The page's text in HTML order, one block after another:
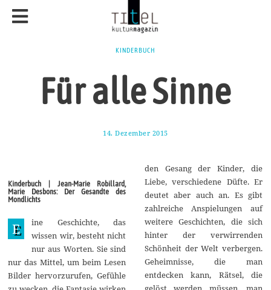
KINDERBUCH
Für alle Sinne
14. Dezember 2015
u
s
t
2
0
Kinderbuch | Jean-Marie Robillard,
Marie Desbons: Der Gesandte des
Mondlichts
E
ine Geschichte, das
wissen wir, besteht nicht
nur aus Worten. Sie sind
nur das Mittel, um beim Lesen
Bilder hervorzurufen, Gefühle
den Gesang der Kinder, die
Liebe, verschiedene Düfte. Er
deutet aber auch an. Es gibt
zahlreiche Anspielungen auf
weitere Geschichten, die sich
hinter der verwirrenden
Schönheit der Welt verbergen.
Geheimnisse, die man
entdecken kann, Rätsel, die